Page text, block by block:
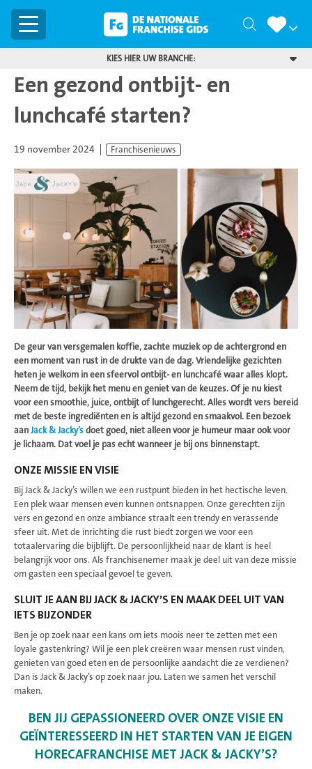
Menu Zoeken
KIES HIER UW BRANCHE:
Een gezond ontbijt- en
lunchcafé starten?
19 november 2024 Franchisenieuws
De geur van versgemalen koffie, zachte muziek op de achtergrond en
een moment van rust in de drukte van de dag. Vriendelijke gezichten
heten je welkom in een sfeervol ontbijt- en lunchcafé waar alles klopt.
Neem de tijd, bekijk het menu en geniet van de keuzes. Of je nu kiest
voor een smoothie, juice, ontbijt of lunchgerecht. Alles wordt vers bereid
met de beste ingrediënten en is altijd gezond en smaakvol. Een bezoek
aan Jack & Jacky’s doet goed, niet alleen voor je humeur maar ook voor
je lichaam. Dat voel je pas echt wanneer je bij ons binnenstapt.
ONZE MISSIE EN VISIE
Bij Jack & Jacky’s willen we een rustpunt bieden in het hectische leven.
Een plek waar mensen even kunnen ontsnappen. Onze gerechten zijn
vers en gezond en onze ambiance straalt een trendy en verassende
sfeer uit. Met de inrichting die rust biedt zorgen we voor een
totaalervaring die bijblijft. De persoonlijkheid naar de klant is heel
belangrijk voor ons. Als franchisenemer maak je deel uit van deze missie
om gasten een speciaal gevoel te geven.
SLUIT JE AAN BIJ JACK & JACKY’S EN MAAK DEEL UIT VAN
IETS BIJZONDER
Ben je op zoek naar een kans om iets moois neer te zetten met een
loyale gastenkring? Wil je een plek creëren waar mensen rust vinden,
genieten van goed eten en de persoonlijke aandacht die ze verdienen?
Dan is Jack & Jacky’s op zoek naar jou. Laten we samen het verschil
maken.
BEN JIJ GEPASSIONEERD OVER ONZE VISIE EN
GEÏNTERESSEERD IN HET STARTEN VAN JE EIGEN
HORECAFRANCHISE MET JACK & JACKY’S?